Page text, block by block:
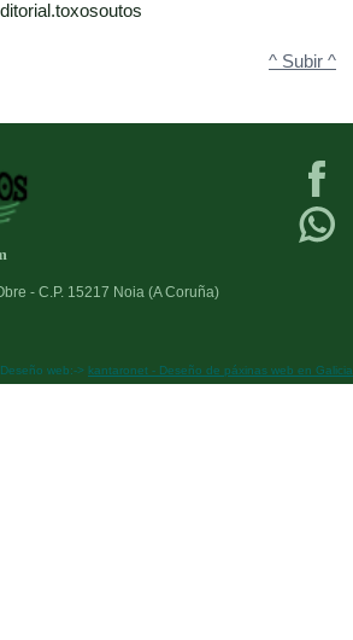
^ Subir ^
- C.P. 15217 Noia (A Coruña)
Deseño web:-> kantaronet - Deseño de páxinas web en Galicia